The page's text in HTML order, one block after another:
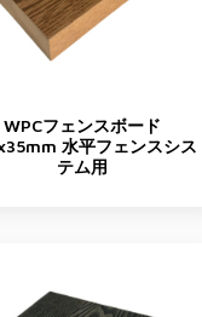
WPCフェンスボード
水平フェンスシス
テム用